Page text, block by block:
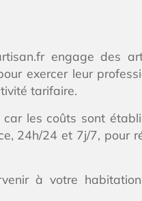
engage des
exercer leur
tarifaire.
les coûts sont
24h/24 et 7j/7, pour
à votre